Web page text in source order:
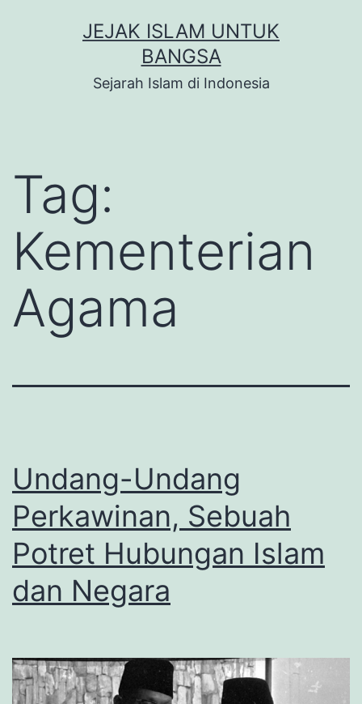
JEJAK ISLAM UNTUK
BANGSA
Sejarah Islam di Indonesia
Tag:
Kementerian
Agama
Undang-Undang
Perkawinan, Sebuah
Potret Hubungan Islam
dan Negara